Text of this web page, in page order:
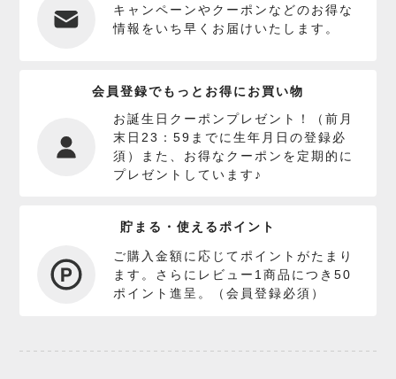
キャンペーンやクーポンなどのお得な
情報をいち早くお届けいたします。
会員登録でもっとお得にお買い物
お誕生日クーポンプレゼント！（前月
末日23：59までに生年月日の登録必
須）また、お得なクーポンを定期的に
プレゼントしています♪
貯まる・使えるポイント
ご購入金額に応じてポイントがたまり
ます。さらにレビュー1商品につき50
ポイント進呈。（会員登録必須）